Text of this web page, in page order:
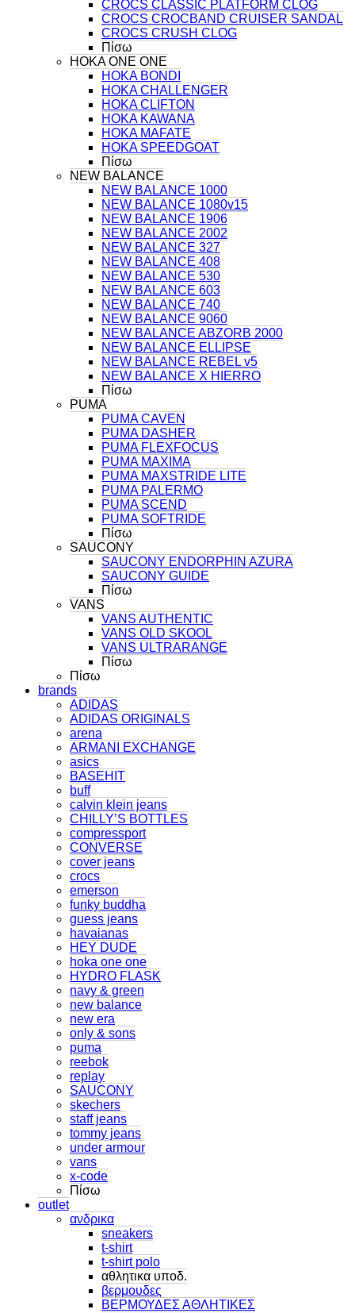
CROCS CLASSIC PLATFORM CLOG
CROCS CROCBAND CRUISER SANDAL
CROCS CRUSH CLOG
Πίσω
HOKA ONE ONE
HOKA BONDI
HOKA CHALLENGER
HOKA CLIFTON
HOKA KAWANA
HOKA MAFATE
HOKA SPEEDGOAT
Πίσω
NEW BALANCE
NEW BALANCE 1000
NEW BALANCE 1080v15
NEW BALANCE 1906
NEW BALANCE 2002
NEW BALANCE 327
NEW BALANCE 408
NEW BALANCE 530
NEW BALANCE 603
NEW BALANCE 740
NEW BALANCE 9060
NEW BALANCE ABZORB 2000
NEW BALANCE ELLIPSE
NEW BALANCE REBEL v5
NEW BALANCE X HIERRO
Πίσω
PUMA
PUMA CAVEN
PUMA DASHER
PUMA FLEXFOCUS
PUMA MAXIMA
PUMA MAXSTRIDE LITE
PUMA PALERMO
PUMA SCEND
PUMA SOFTRIDE
Πίσω
SAUCONY
SAUCONY ENDORPHIN AZURA
SAUCONY GUIDE
Πίσω
VANS
VANS AUTHENTIC
VANS OLD SKOOL
VANS ULTRARANGE
Πίσω
Πίσω
brands
ADIDAS
ADIDAS ORIGINALS
arena
ARMANI EXCHANGE
asics
BASEHIT
buff
calvin klein jeans
CHILLY’S BOTTLES
compressport
CONVERSE
cover jeans
crocs
emerson
funky buddha
guess jeans
havaianas
HEY DUDE
hoka one one
HYDRO FLASK
navy & green
new balance
new era
only & sons
puma
reebok
replay
SAUCONY
skechers
staff jeans
tommy jeans
under armour
vans
x-code
Πίσω
outlet
ανδρικα
sneakers
t-shirt
t-shirt polo
αθλητικα υποδ.
βερμουδες
ΒΕΡΜΟΥΔΕΣ ΑΘΛΗΤΙΚΕΣ